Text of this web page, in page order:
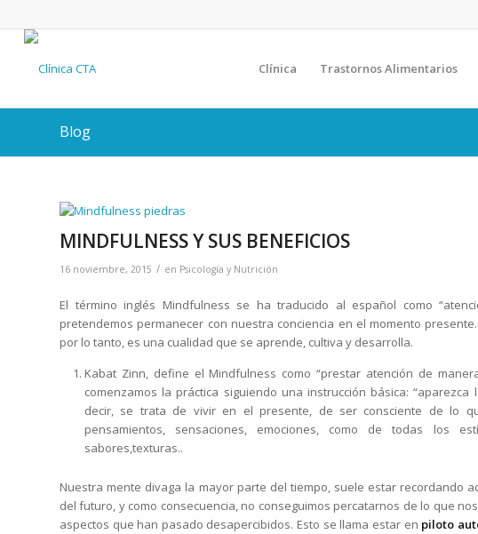
Clínica Trastornos Alimentarios
Blog
MINDFULNESS Y SUS BENEFICIOS
16 noviembre, 2015 / en Psicología y Nutrición
El término inglés Mindfulness se ha traducido al español como
pretendemos permanecer con nuestra conciencia en el momento
por lo tanto, es una cualidad que se aprende, cultiva y desarrolla.
Kabat Zinn, define el Mindfulness como “prestar atención de
comenzamos la práctica siguiendo una instrucción básica:
decir, se trata de vivir en el presente, de ser consciente de lo
pensamientos, sensaciones, emociones, como de todas los
sabores,texturas..
Nuestra mente divaga la mayor parte del tiempo, suele estar recordando
del futuro, y como consecuencia, no conseguimos percatarnos de lo que
aspectos que han pasado desapercibidos. Esto se llama estar en piloto